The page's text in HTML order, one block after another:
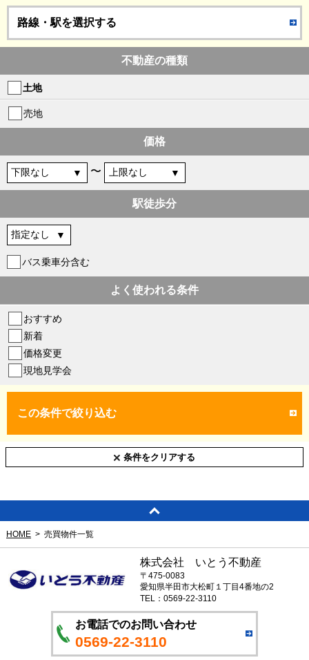
路線・駅を選択する
不動産の種類
土地
売地
価格
〜
駅徒歩分
バス乗車分含む
よく使われる条件
おすすめ
新着
価格変更
現地見学会
この条件で絞り込む
条件をクリアする
HOME 売買物件一覧
株式会社 いとう不動産
〒475-0083
愛知県半田市大松町１丁目4番地の2
TEL：0569-22-3110
お電話でのお問い合わせ
0569-22-3110